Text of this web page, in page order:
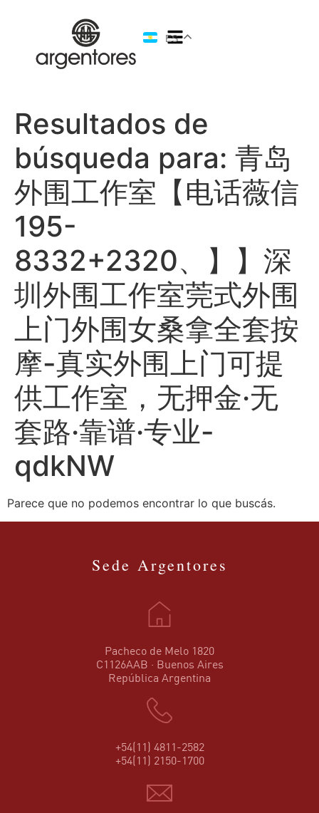
ES
Resultados de
búsqueda para: 青岛
外围工作室【电话薇信
195-
8332+2320、】】深
圳外围工作室莞式外围
上门外围女桑拿全套按
摩-真实外围上门可提
供工作室，无押金·无
套路·靠谱·专业-
qdkNW
Parece que no podemos encontrar lo que buscás.
Sede Argentores
Pacheco de Melo 1820
C1126AAB · Buenos Aires
República Argentina
+54(11) 4811-2582
+54(11) 2150-1700